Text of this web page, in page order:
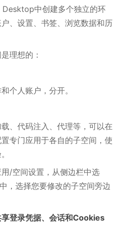
中创建多个独立的环
、设置、书签、浏览数据和历
理想的：
个人账户，分开。
、代码注入、代理等，可以在
专门应用于各自的子空间，使
/空间设置，从侧边栏中选
，选择您要修改的子空间旁边
登录凭据、会话和Cookies